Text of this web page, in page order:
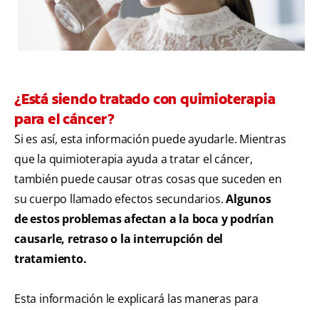
SUSCRÍBETE
¿Está siendo tratado con quimioterapia
para el cáncer?
Si es así, esta información puede ayudarle. Mientras
que la quimioterapia ayuda a tratar el cáncer,
también puede causar otras cosas que suceden en
su cuerpo llamado efectos secundarios.Algunos
de estos problemas afectan a la boca y podrían
causarle, retraso o la interrupción del
tratamiento.
Esta información le explicará las maneras para